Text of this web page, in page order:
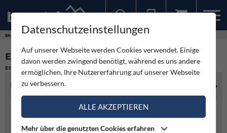
Shop
EISKLETTERFÜHRER TIROL
EISFÄLLE
PRODUKTINFO
Datenschutzeinstellungen
Auf unserer Webseite werden Cookies verwendet. Einige
davon werden zwingend benötigt, während es uns andere
ermöglichen, Ihre Nutzererfahrung auf unserer Webseite
zu verbessern.
ALLE AKZEPTIEREN
Mehr über die genutzten Cookies erfahren